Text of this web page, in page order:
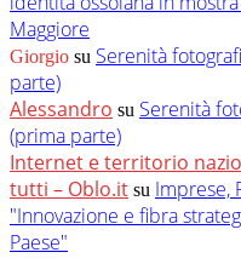
Maggiore
Giorgio su Serenità
parte)
Alessandro su Serenità
(prima parte)
Internet e territorio
tutti – Oblo.it su Imprese,
"Innovazione e fibra
Paese"